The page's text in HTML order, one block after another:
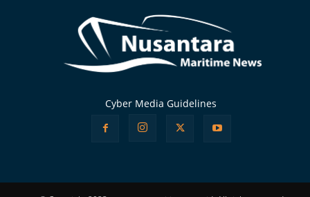
Cyber Media Guidelines